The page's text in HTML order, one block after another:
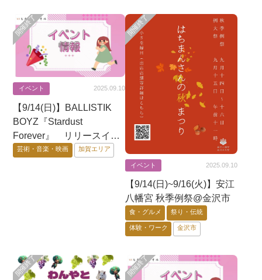
イベント 2025.09.10
【9/14(日)】BALLISTIK
BOYZ『Stardust
Forever』 リリースイベ
ント@イオンモール白山
芸術・音楽・映画 加賀エリア
イベント 2025.09.10
【9/14(日)~9/16(火)】安江
八幡宮 秋季例祭@金沢市
食・グルメ 祭り・伝統
体験・ワーク 金沢市